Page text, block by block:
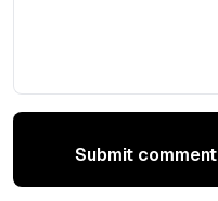
Submit comment